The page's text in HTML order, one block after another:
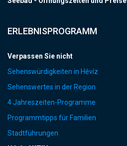
ERLEBNISPROGRAMM
Verpassen Sie nicht
Sehenswürdigkeiten in Hévíz
Sehenswertes in der Region
4 Jahreszeiten-Programme
Programmtipps für Familien
Stadtführungen